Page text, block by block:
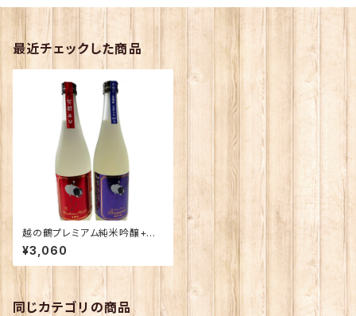
最近チェックした商品
越の鶴プレミアム純米吟醸+芳
醇辛口本醸造720ｍｌ2本飲み
比べ
¥3,060
同じカテゴリの商品